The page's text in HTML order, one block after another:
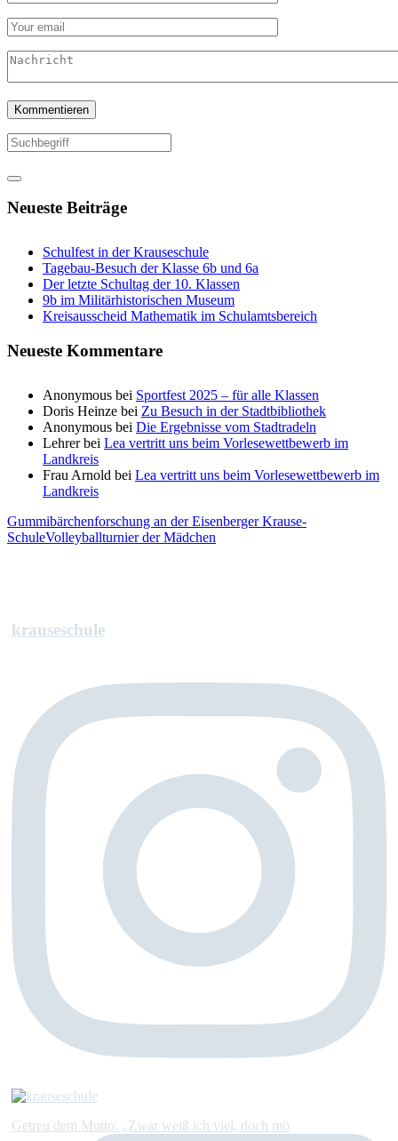
Neueste Beiträge
Schulfest in der Krauseschule
Tagebau-Besuch der Klasse 6b und 6a
Der letzte Schultag der 10. Klassen
9b im Militärhistorischen Museum
Kreisausscheid Mathematik im Schulamtsbereich
Neueste Kommentare
Anonymous bei Sportfest 2025 – für alle Klassen
Doris Heinze bei Zu Besuch in der Stadtbibliothek
Anonymous bei Die Ergebnisse vom Stadtradeln
Lehrerbei Lea vertritt uns beim Vorlesewettbewerb im
Landkreis
Frau Arnold bei Lea vertritt uns beim Vorlesewettbewerb im
Landkreis
Gummibärchenforschung an der Eisenberger Krause-
SchuleVolleyballturnier der Mädchen
krauseschule
Getreu dem Motto: „Zwar weiß ich viel, doch mö